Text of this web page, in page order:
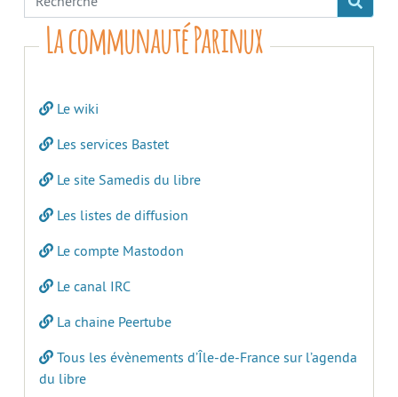
La communauté Parinux
Le wiki
Les services Bastet
Le site Samedis du libre
Les listes de diffusion
Le compte Mastodon
Le canal IRC
La chaine Peertube
Tous les évènements d’Île-de-France sur l’agenda
du libre